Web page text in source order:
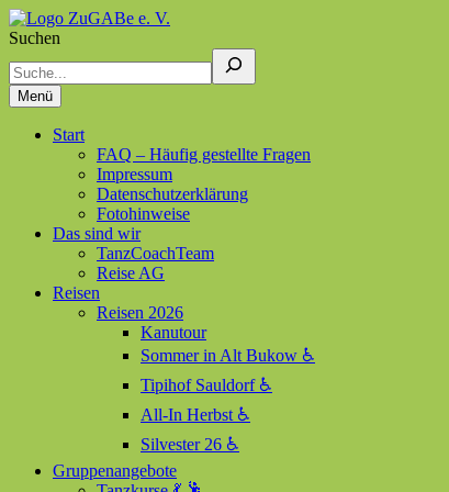
Suchen
Menü
Start
FAQ – Häufig gestellte Fragen
Impressum
Datenschutzerklärung
Fotohinweise
Das sind wir
TanzCoachTeam
Reise AG
Reisen
Reisen 2026
Kanutour
Sommer in Alt Bukow ♿
Tipihof Sauldorf ♿
All-In Herbst ♿
Silvester 26 ♿
Gruppenangebote